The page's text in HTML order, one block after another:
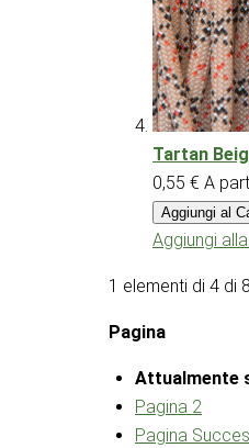
Tartan
0,55 € A
Aggiungi al
Aggiungi
1 elementi di 4 di
Pagina
Attualmente
Pagina 2
Pagina